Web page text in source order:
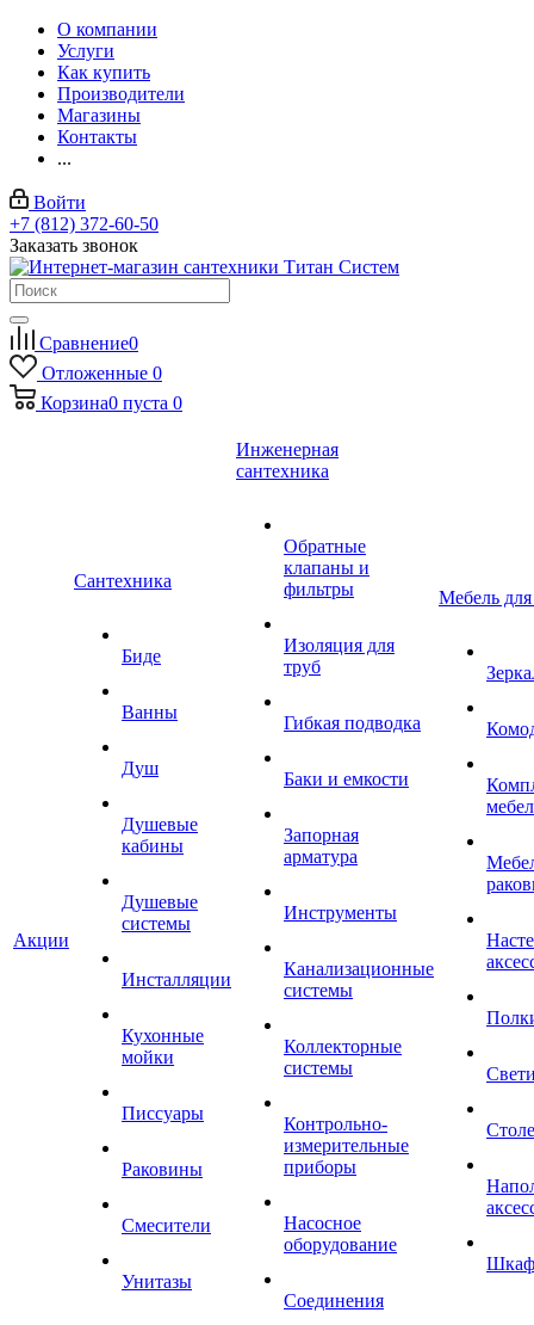
О компании
Услуги
Как купить
Производители
Магазины
Контакты
...
Войти
+7 (812) 372-60-50
Заказать звонок
Сравнение0
Отложенные 0
Корзина0 пуста 0
Акции
Сантехника
Биде
Ванны
Душ
Душевые
кабины
Душевые
системы
Инсталляции
Кухонные
мойки
Писсуары
Раковины
Смесители
Унитазы
Инженерная
сантехника
Обратные
клапаны и
фильтры
Изоляция для
труб
Гибкая подводка
Баки и емкости
Запорная
арматура
Инструменты
Канализационные
системы
Коллекторные
системы
Контрольно-
измерительные
приборы
Насосное
оборудование
Соединения
Мебель